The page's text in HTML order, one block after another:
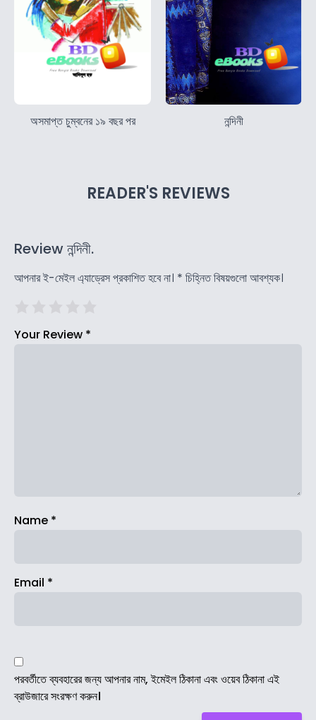
অসমাপ্ত চুম্বনের ১৯ বছর পর নন্দিনী
READER'S REVIEWS
Review নন্দিনী.
আপনার ই-মেইল এ্যাড্রেস প্রকাশিত হবে না। * চিহ্নিত বিষয়গুলো আবশ্যক।
Your Review *
Name *
Email *
পরবর্তীতে ব্যবহারের জন্য আপনার নাম, ইমেইল ঠিকানা এবং ওয়েব ঠিকানা এই
ব্রাউজারে সংরক্ষণ করুন।